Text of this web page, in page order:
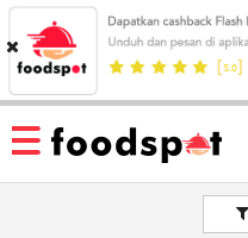
HOME
MENU
RESTAURANT